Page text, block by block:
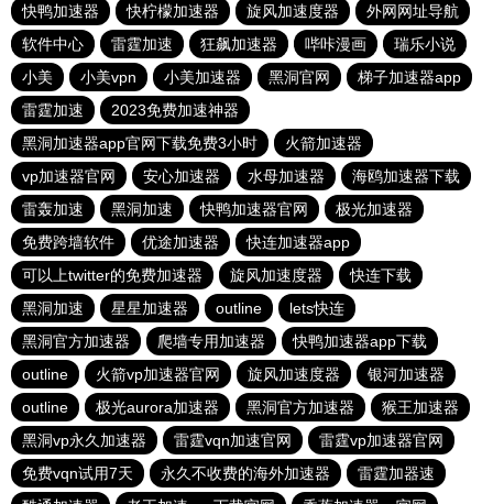
快鸭加速器
快柠檬加速器 旋风加速度器
外网网址导航
软件中心
雷霆加速 狂飙加速器 哔咔漫画
瑞乐小说
小美
小美vpn 小美加速器 黑洞官网
梯子加速器app
雷霆加速
2023免费加速神器
黑洞加速器app官网下载免费3小时
火箭加速器
vp加速器官网
安心加速器 水母加速器
海鸥加速器下载
雷轰加速
黑洞加速 快鸭加速器官网
极光加速器
免费跨墙软件
优途加速器
快连加速器app
可以上twitter的免费加速器
旋风加速度器
快连下载
黑洞加速
星星加速器 outline
lets快连
黑洞官方加速器
爬墙专用加速器
快鸭加速器app下载
outline
火箭vp加速器官网 旋风加速度器
银河加速器
outline
极光aurora加速器 黑洞官方加速器
猴王加速器
黑洞vp永久加速器
雷霆vqn加速官网
雷霆vp加速器官网
免费vqn试用7天
永久不收费的海外加速器
雷霆加器速